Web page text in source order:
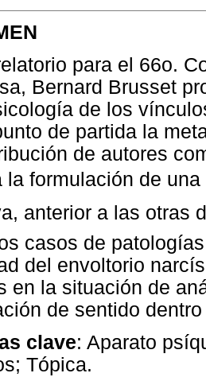
para el 66o.
Bernard Brusset
de los
de partida la
de autores
la formulación de
anterior a las
casos de
del envoltorio
en la situación de
de sentido
clave: Aparato
Tópica.